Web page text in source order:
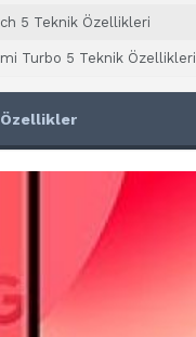
5 Teknik Özellikleri
Turbo 5 Teknik Özellikleri